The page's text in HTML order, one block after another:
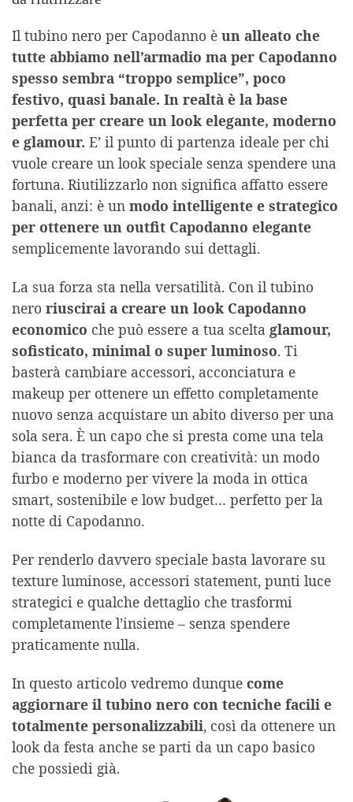
Il tubino nero per Capodanno è un alleato che
tutte abbiamo nell’armadio ma per Capodanno
spesso sembra “troppo semplice”, poco
festivo, quasi banale. In realtà è la base
perfetta per creare un look elegante, moderno
e glamour. E’ il punto di partenza ideale per chi
vuole creare un look speciale senza spendere una
fortuna. Riutilizzarlo non significa affatto essere
banali, anzi: è un modo intelligente e strategico
per ottenere un outfit Capodanno elegante
semplicemente lavorando sui dettagli.
La sua forza sta nella versatilità. Con il tubino
nero riuscirai a creare un look Capodanno
economico che può essere a tua scelta glamour,
sofisticato, minimal o super luminoso. Ti
basterà cambiare accessori, acconciatura e
makeup per ottenere un effetto completamente
nuovo senza acquistare un abito diverso per una
sola sera. È un capo che si presta come una tela
bianca da trasformare con creatività: un modo
furbo e moderno per vivere la moda in ottica
smart, sostenibile e low budget… perfetto per la
notte di Capodanno.
Per renderlo davvero speciale basta lavorare su
texture luminose, accessori statement, punti luce
strategici e qualche dettaglio che trasformi
completamente l’insieme – senza spendere
praticamente nulla.
In questo articolo vedremo dunque come
aggiornare il tubino nero con tecniche facili e
totalmente personalizzabili, così da ottenere un
look da festa anche se parti da un capo basico
che possiedi già.